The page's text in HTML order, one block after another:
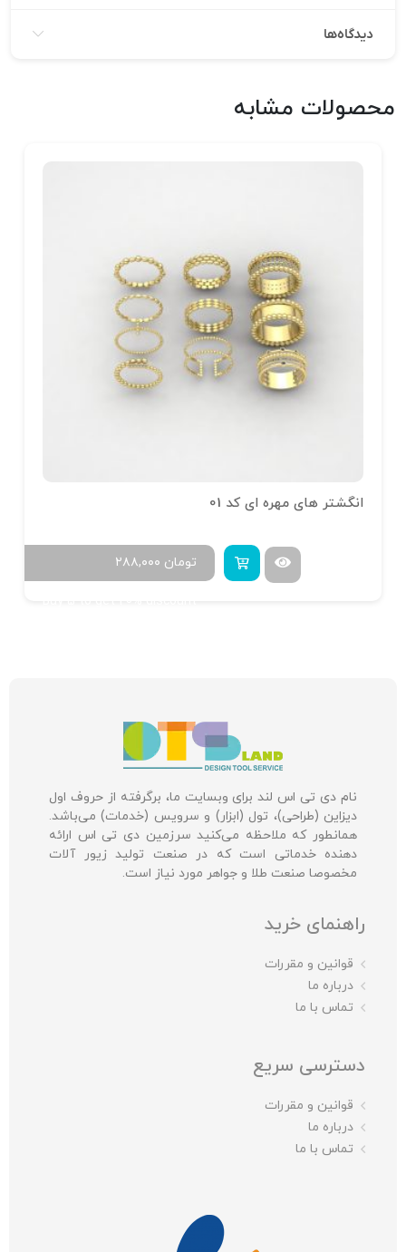
دیدگاه‌ها
محصولات مشابه
انگشتر های مهره ای کد 01
۲۸۸,۰۰۰ تومان
نام دی تی اس لند برای وبسایت ما، برگرفته از حروف اول
دیزاین (طراحی)، تول (ابزار) و سرویس (خدمات) می‌باشد.
همانطور که ملاحظه می‌کنید سرزمین دی تی اس ارائه
دهنده خدماتی است که در صنعت تولید زیور آلات
مخصوصا صنعت طلا و جواهر مورد نیاز است.
راهنمای خرید
قوانین و مقررات
درباره ما
تماس با ما
دسترسی سریع
قوانین و مقررات
درباره ما
تماس با ما